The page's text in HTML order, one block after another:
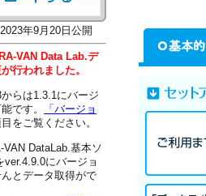
年9月20日公開
VAN Data Lab.デ
行われました。
らは1.3.1にバージ
です。
「バージョ
をご覧ください。
VAN DataLab.基本ソ
ver.4.9.0にバージョ
とデータ取得がで